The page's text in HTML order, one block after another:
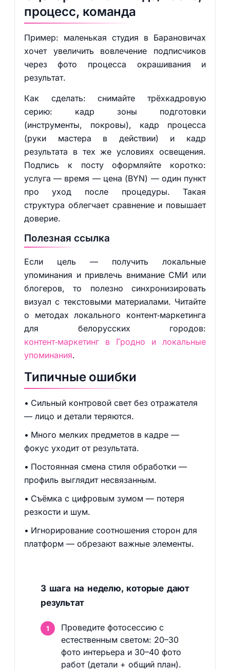
процесс, команда
Пример: маленькая студия в Барановичах
хочет увеличить вовлечение подписчиков
через фото процесса окрашивания и
результат.
Как сделать: снимайте трёхкадровую
серию: кадр зоны подготовки
(инструменты, покровы), кадр процесса
(руки мастера в действии) и кадр
результата в тех же условиях освещения.
Подпись к посту оформляйте коротко:
услуга — время — цена (BYN) — один пункт
про уход после процедуры. Такая
структура облегчает сравнение и повышает
доверие.
Полезная ссылка
Если цель — получить локальные
упоминания и привлечь внимание СМИ или
блогеров, то полезно синхронизировать
визуал с текстовыми материалами. Читайте
о методах локального контент‑маркетинга
для белорусских городов:
контент‑маркетинг в Гродно и локальные
упоминания.
Типичные ошибки
Сильный контровой свет без отражателя
— лицо и детали теряются.
Много мелких предметов в кадре —
фокус уходит от результата.
Постоянная смена стиля обработки —
профиль выглядит несвязанным.
Съёмка с цифровым зумом — потеря
резкости и шум.
Игнорирование соотношения сторон для
платформ — обрезают важные элементы.
3 шага на неделю, которые дают
результат
Проведите фотосессию с
естественным светом: 20–30
фото интерьера и 30–40 фото
работ (детали + общий план).